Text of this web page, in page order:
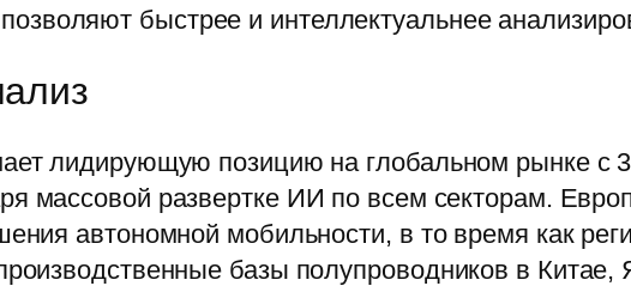
быстрее и интеллектуальнее
лидирующую позицию на глобальном рынке с
массовой развертке ИИ по всем секторам.
автономной мобильности, в то время как
базы полупроводников в